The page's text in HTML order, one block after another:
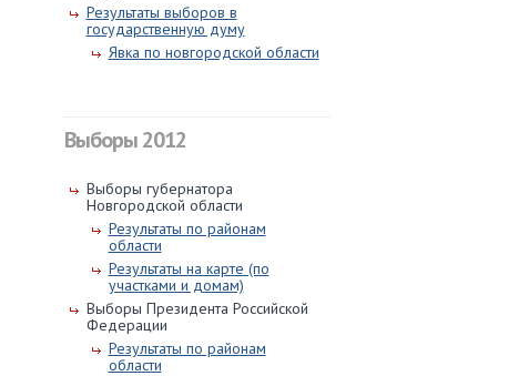
Результаты выборов в
государственную думу
Явка по новгородской области
Выборы 2012
Выборы губернатора
Новгородской области
Результаты по районам
области
Результаты на карте (по
участками и домам)
Выборы Президента Российской
Федерации
Результаты по районам
области